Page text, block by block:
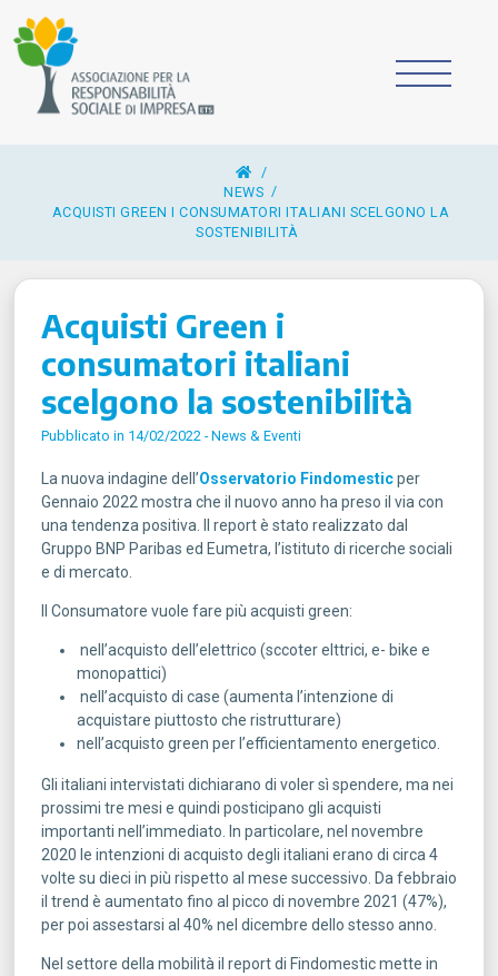
/
NEWS
ACQUISTI GREEN I CONSUMATORI ITALIANI SCELGONO LA
SOSTENIBILITÀ
Acquisti Green i
consumatori italiani
scelgono la sostenibilità
Pubblicato in 14/02/2022 -News & Eventi
La nuova indagine dell’Osservatorio Findomesticper
Gennaio 2022 mostra che il nuovo anno ha preso il via con
una tendenza positiva. Il report è stato realizzato dal
Gruppo BNP Paribas ed Eumetra, l’istituto di ricerche sociali
e di mercato.
Il Consumatore vuole fare più acquisti green:
nell’acquisto dell’elettrico (sccoter elttrici, e- bike e
monopattici)
nell’acquisto di case (aumenta l’intenzione di
acquistare piuttosto che ristrutturare)
nell’acquisto green per l’efficientamento energetico.
Gli italiani intervistati dichiarano di voler sì spendere, ma nei
prossimi tre mesi e quindi posticipano gli acquisti
importanti nell’immediato. In particolare, nel novembre
2020 le intenzioni di acquisto degli italiani erano di circa 4
volte su dieci in più rispetto al mese successivo. Da febbraio
il trend è aumentato fino al picco di novembre 2021 (47%),
per poi assestarsi al 40% nel dicembre dello stesso anno.
Nel settore della mobilità il report di Findomestic mette in